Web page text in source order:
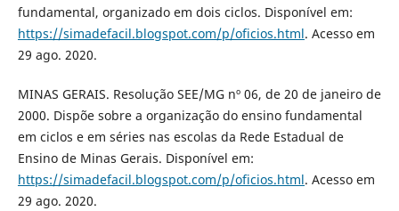
fundamental, organizado em dois ciclos. Disponível em:
https://simadefacil.blogspot.com/p/oficios.html. Acesso em
29 ago. 2020.
MINAS GERAIS. Resolução SEE/MG nº 06, de 20 de janeiro de
2000. Dispõe sobre a organização do ensino fundamental
em ciclos e em séries nas escolas da Rede Estadual de
Ensino de Minas Gerais. Disponível em:
https://simadefacil.blogspot.com/p/oficios.html. Acesso em
29 ago. 2020.